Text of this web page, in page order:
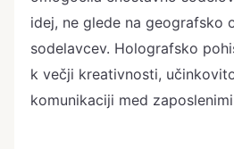
idej, ne glede na geografsko
sodelavcev. Holografsko
k večji kreativnosti,
komunikaciji med